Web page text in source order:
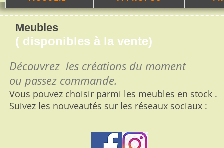
Meubles
( disponibles à la vente)
​Découvrez les créations du moment
ou passez commande.
Vous pouvez choisir parmi les meubles en stock .
Suivez les nouveautés sur les réseaux sociaux :